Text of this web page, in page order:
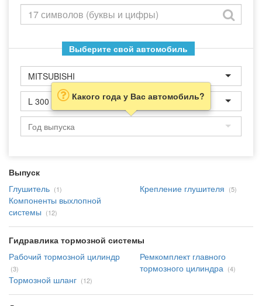
Выберите свой автомобиль
MITSUBISHI
L 300 Какого года у Вас автомобиль?
Выпуск
Глушитель (1) Крепление глушителя (5)
Компоненты выхлопной
системы (12)
Гидравлика тормозной системы
Рабочий тормозной цилиндр
(3)
Ремкомплект главного
тормозного цилиндра (4)
Тормозной шланг (12)